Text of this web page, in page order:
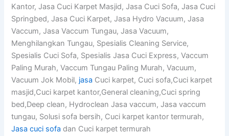
Kantor, Jasa Cuci Karpet Masjid, Jasa Cuci Sofa, Jasa Cuci
Springbed, Jasa Cuci Karpet, Jasa Hydro Vacuum, Jasa
Vaccum, Jasa Vaccum Tungau, Jasa Vacuum,
Menghilangkan Tungau, Spesialis Cleaning Service,
Spesialis Cuci Sofa, Spesialis Jasa Cuci Express, Vaccum
Paling Murah, Vaccum Tungau Paling Murah, Vacuum,
Vacuum Jok Mobil, jasa Cuci karpet, Cuci sofa,Cuci karpet
masjid,Cuci karpet kantor,General cleaning,Cuci spring
bed,Deep clean, Hydroclean Jasa vaccum, Jasa vaccum
tungau, Solusi sofa bersih, Cuci karpet kantor termurah,
Jasa cuci sofa dan Cuci karpet termurah